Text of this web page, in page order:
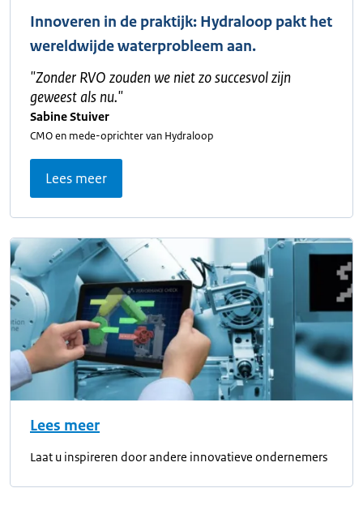
Innoveren in de praktijk: Hydraloop pakt het
wereldwijde waterprobleem aan.
"Zonder RVO zouden we niet zo succesvol zijn
geweest als nu."
Sabine Stuiver
CMO en mede-oprichter van Hydraloop
Lees meer
Lees meer
Laat u inspireren door andere innovatieve ondernemers